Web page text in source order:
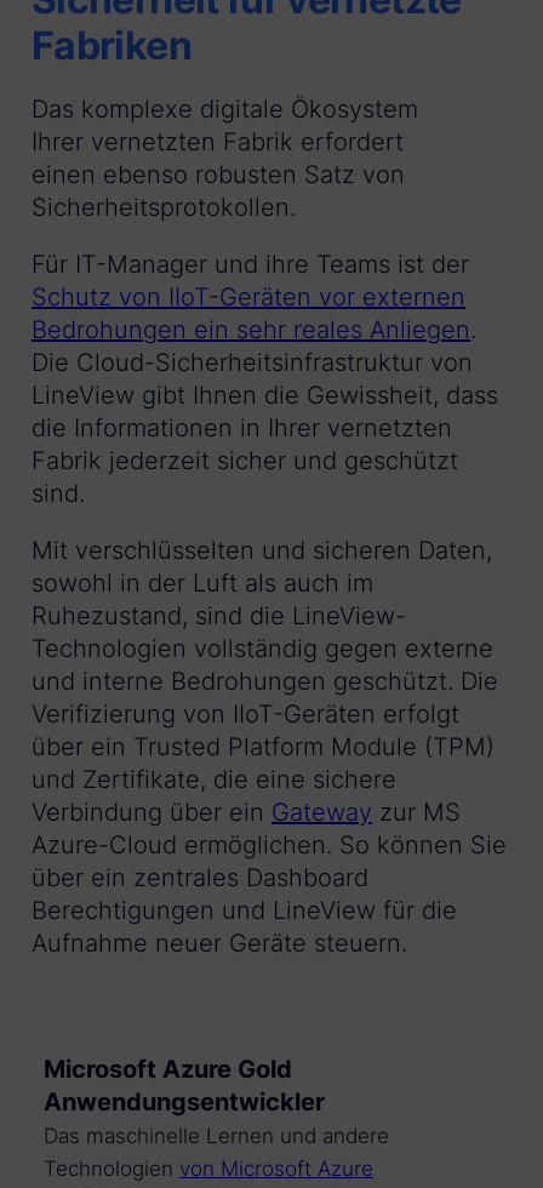
Fabriken
Das komplexe digitale Ökosystem
Ihrer vernetzten Fabrik erfordert
einen ebenso robusten Satz von
Sicherheitsprotokollen.
Für IT-Manager und ihre Teams ist der
Schutz von IIoT-Geräten vor externen
Bedrohungen ein sehr reales Anliegen.
Die Cloud-Sicherheitsinfrastruktur von
LineView gibt Ihnen die Gewissheit, dass
die Informationen in Ihrer vernetzten
Fabrik jederzeit sicher und geschützt
sind.
Mit verschlüsselten und sicheren Daten,
sowohl in der Luft als auch im
Ruhezustand, sind die LineView-
Technologien vollständig gegen externe
und interne Bedrohungen geschützt. Die
Verifizierung von IIoT-Geräten erfolgt
über ein Trusted Platform Module (TPM)
und Zertifikate, die eine sichere
Verbindung über ein Gateway zur MS
Azure-Cloud ermöglichen. So können Sie
über ein zentrales Dashboard
Berechtigungen und LineView für die
Aufnahme neuer Geräte steuern.
Microsoft Azure Gold
Anwendungsentwickler
Das maschinelle Lernen und andere
Technologien von Microsoft Azure